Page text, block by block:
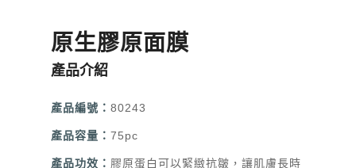
原生膠原面膜
產品介紹
產品編號： 80243
產品容量： 75pc
產品功效： 膠原蛋白可以緊緻抗皺，讓肌膚長時